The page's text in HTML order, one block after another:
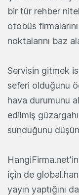
bir tür rehber
otobüs
noktalarını baz
Servisin gitmek
seferi olduğunu
hava durumunu
edilmiş
sunduğunu
için de
yayın yaptığını